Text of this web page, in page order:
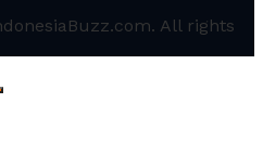
All rights